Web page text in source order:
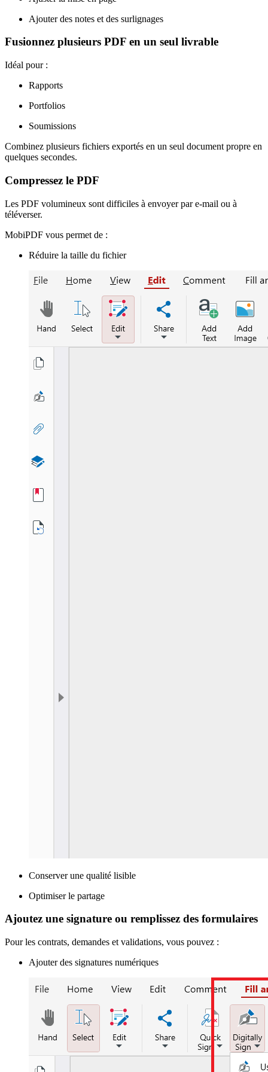
Ajouter des notes et des surlignages
Fusionnez plusieurs PDF en un seul livrable
Idéal pour :
Rapports
Portfolios
Soumissions
Combinez plusieurs fichiers exportés en un seul document propre en
quelques secondes.
Compressez le PDF
Les PDF volumineux sont difficiles à envoyer par e-mail ou à
téléverser.
MobiPDF vous permet de :
Réduire la taille du fichier
Conserver une qualité lisible
Optimiser le partage
Ajoutez une signature ou remplissez des formulaires
Pour les contrats, demandes et validations, vous pouvez :
Ajouter des signatures numériques